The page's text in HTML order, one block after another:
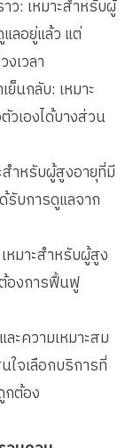
ว: เหมาะสำหรับผู้
ลอยู่แล้ว แต่
เวลา
นกลับ: เหมาะ
วเองได้บางส่วน
สำหรับผู้สูงอายุที่มี
รับการดูแลจาก
หมาะสำหรับผู้สูง
องการฟื้นฟู
ะความเหมาะสม
ใจเลือกบริการที่
กต้อง